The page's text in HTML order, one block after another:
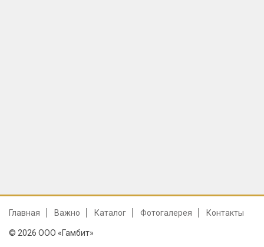
Главная Важно Каталог Фотогалерея Контакты
© 2026 ООО «Гамбит»